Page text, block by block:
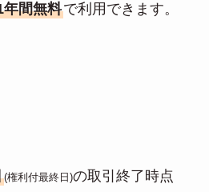
年間無料で利用できます。
(権利付最終日)の取引終了時点